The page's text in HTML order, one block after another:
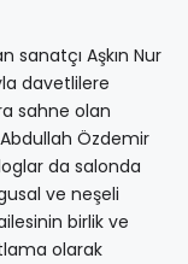
Aşkın Nur
davetlilere
sahne olan
Özdemir
da salonda
ve neşeli
birlik ve
olarak